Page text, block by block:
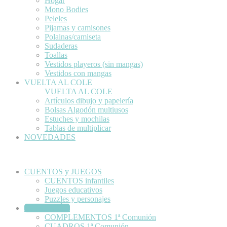
Mono Bodies
Peleles
Pijamas y camisones
Polainas/camiseta
Sudaderas
Toallas
Vestidos playeros (sin mangas)
Vestidos con mangas
VUELTA AL COLE
VUELTA AL COLE
Artículos dibujo y papelería
Bolsas Algodón multiusos
Estuches y mochilas
Tablas de multiplicar
NOVEDADES
CUENTOS y JUEGOS
CUENTOS infantiles
Juegos educativos
Puzzles y personajes
COMUNIÓN
COMPLEMENTOS 1ª Comunión